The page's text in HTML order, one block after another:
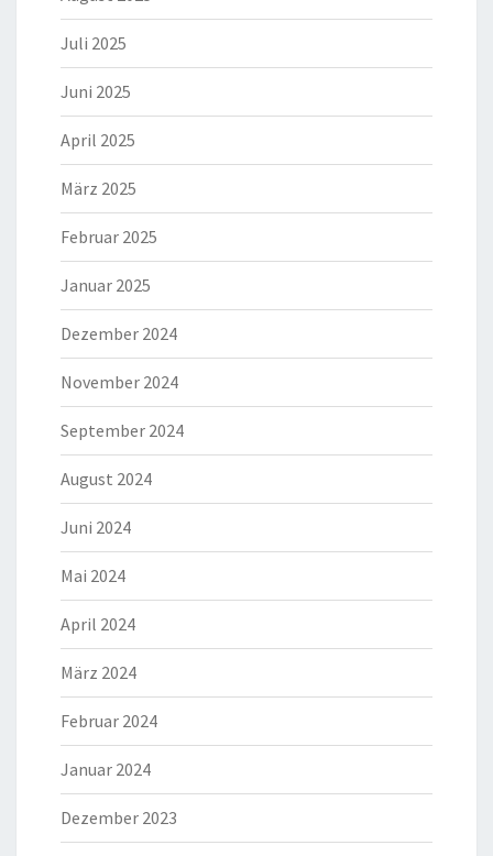
Juli 2025
Juni 2025
April 2025
März 2025
Februar 2025
Januar 2025
Dezember 2024
November 2024
September 2024
August 2024
Juni 2024
Mai 2024
April 2024
März 2024
Februar 2024
Januar 2024
Dezember 2023